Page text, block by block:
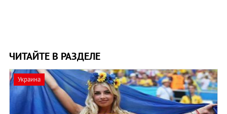
ЧИТАЙТЕ В РАЗДЕЛЕ
Украина